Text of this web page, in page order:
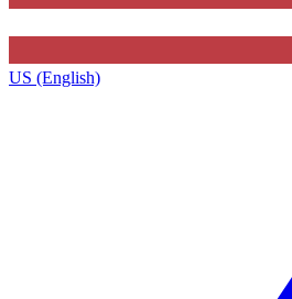
US (English)